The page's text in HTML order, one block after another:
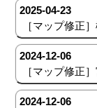
2025-04-23
［マップ修正
2024-12-06
［マップ修正
2024-12-06